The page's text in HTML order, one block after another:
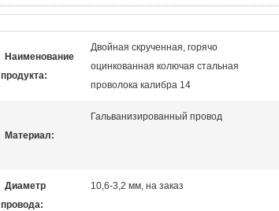
Наименование
продукта:
Двойная скрученная, горячо
оцинкованная колючая стальная
проволока калибра 14
Материал:
Гальванизированный провод
Диаметр
провода:
10,6-3,2 мм, на заказ